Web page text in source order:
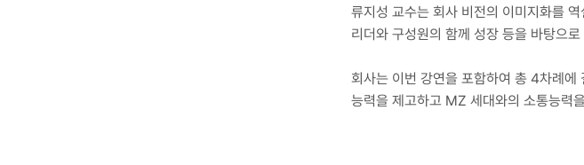
류지성 교수는 회사 비전의 이미지화를
리더와 구성원의 함께 성장 등을 바탕으
회사는 이번 강연을 포함하여 총 4차례에
능력을 제고하고 MZ 세대와의 소통능력